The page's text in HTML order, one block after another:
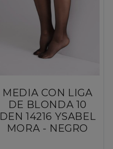
MEDIA CON LIGA
DE BLONDA 10
DEN 14216 YSABEL
MORA - NEGRO